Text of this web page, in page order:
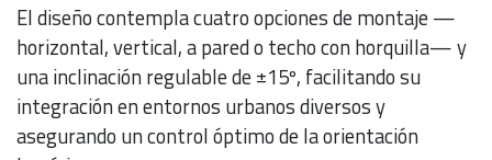
El diseño contempla cuatro opciones de montaje —
horizontal, vertical, a pared o techo con horquilla— y
una inclinación regulable de ±15º, facilitando su
integración en entornos urbanos diversos y
asegurando un control óptimo de la orientación